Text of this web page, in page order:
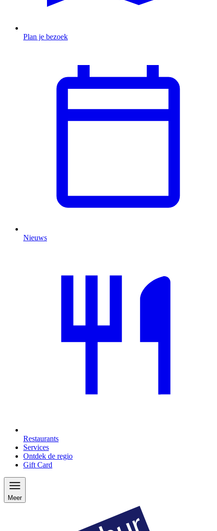
Plan je bezoek
Nieuws
Restaurants
Services
Ontdek de regio
Gift Card
Meer